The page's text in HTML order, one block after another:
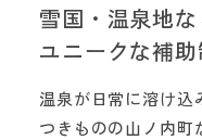
雪国・温泉地
ユニークな補
温泉が日常に溶け
つきものの山ノ内町